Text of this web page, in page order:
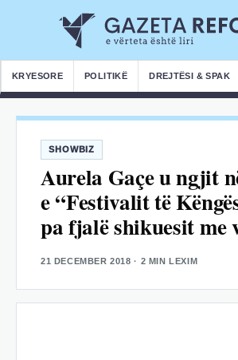
KRYESORE POLITIKË DREJTËSI & SPAK
SHOWBIZ
Aurela Gaçe u ngjit
e “Festivalit të
pa fjalë shikuesit me
21 DECEMBER 2018 · 2 MIN LEXIM